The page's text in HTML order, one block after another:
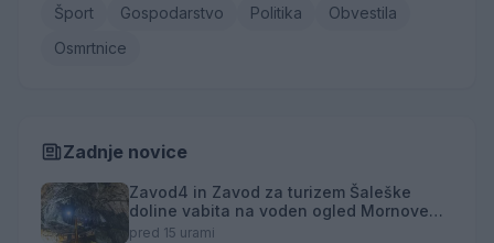
Šport
Gospodarstvo Politika
Obvestila
Osmrtnice
Zadnje novice
Zavod4 in Zavod za turizem Šaleške
doline vabita na voden ogled Mornove
zijalke
pred 15 urami